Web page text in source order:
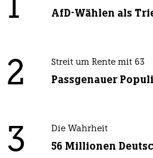
1 AfD-Wählen als
2 Streit um Rente mit 63
Passgenauer
3 Die Wahrheit
56 Millionen